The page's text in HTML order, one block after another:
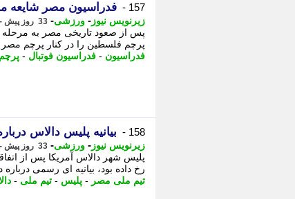
157 - فدراسیون مصر شایعه
زیرنویس نیوز - ورزشی- 33 روز پیش - یکشنبه 14 تیر 1405، 17:53
پس از صعود تاریخی مصر به مرحله
پرچم فلسطین را در کنار پرچم مصر
فدراسیون - فدراسیون فوتبال -
158 - بیانیه پلیس دالاس
زیرنویس نیوز - ورزشی- 33 روز پیش - یکشنبه 14 تیر 1405، 15:38
پلیس شهر دالاس آمریکا پس از
رخ داده بود، بیانیه ای رسمی
تیم ملی مصر - پلیس - تیم ملی -